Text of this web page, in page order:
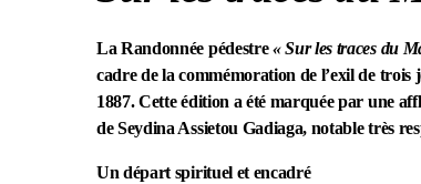
La Randonnée pédestre« Sur les traces du
cadre de la commémoration de l’exil de
1887. Cette édition a été marquée par une
de Seydina Assietou Gadiaga, notable très
Un départ spirituel et encadré